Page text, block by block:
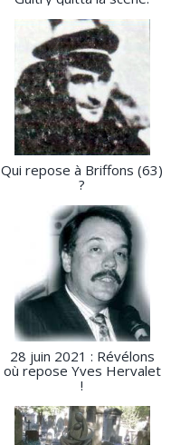
Qui repose à Briffons (63)
?
28 juin 2021 : Révélons
où repose Yves Hervalet
!